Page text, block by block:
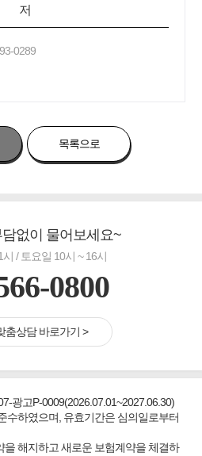
저
0289
목록으로
없이 물어보세요~
시 / 토요일 10시 ~ 16시
0800
춤상담 바로가기 >
광고P-0009(2026.07.01~2027.06.30)
수하였으며, 유효기간은 심의일로부터
해지하고 새로운 보험계약을 체결하